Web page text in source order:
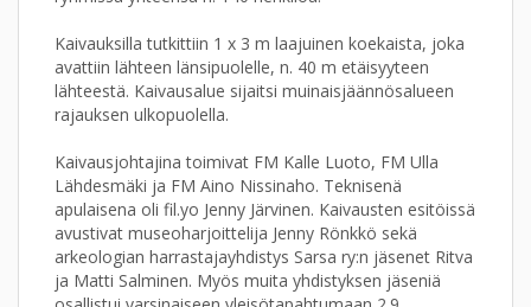
Kaivauksilla tutkittiin 1 x 3 m laajuinen koekaista, joka
avattiin lähteen länsipuolelle, n. 40 m etäisyyteen
lähteestä. Kaivausalue sijaitsi muinaisjäännösalueen
rajauksen ulkopuolella.
Kaivausjohtajina toimivat FM Kalle Luoto, FM Ulla
Lähdesmäki ja FM Aino Nissinaho. Teknisenä
apulaisena oli fil.yo Jenny Järvinen. Kaivausten esitöissä
avustivat museoharjoittelija Jenny Rönkkö sekä
arkeologian harrastajayhdistys Sarsa ry:n jäsenet Ritva
ja Matti Salminen. Myös muita yhdistyksen jäseniä